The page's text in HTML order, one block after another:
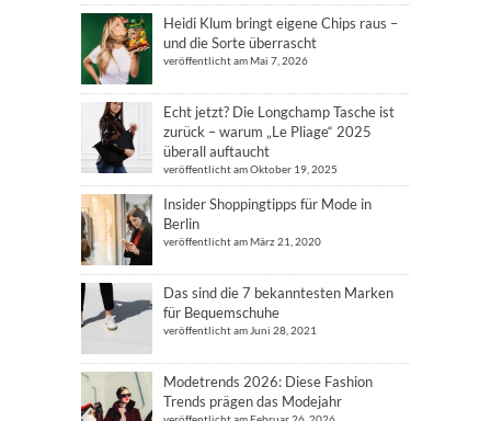
Heidi Klum bringt eigene Chips raus –
und die Sorte überrascht
veröffentlicht am Mai 7, 2026
Echt jetzt? Die Longchamp Tasche ist
zurück – warum „Le Pliage“ 2025
überall auftaucht
veröffentlicht am Oktober 19, 2025
Insider Shoppingtipps für Mode in
Berlin
veröffentlicht am März 21, 2020
Das sind die 7 bekanntesten Marken
für Bequemschuhe
veröffentlicht am Juni 28, 2021
Modetrends 2026: Diese Fashion
Trends prägen das Modejahr
veröffentlicht am Februar 26, 2026